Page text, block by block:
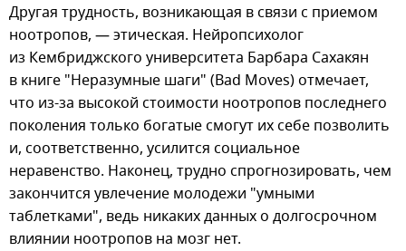
Другая трудность, возникающая в связи с приемом
ноотропов, — этическая. Нейропсихолог
из Кембриджского университета Барбара Сахакян
в книге "Неразумные шаги" (Bad Moves) отмечает,
что из-за высокой стоимости ноотропов последнего
поколения только богатые смогут их себе позволить
и, соответственно, усилится социальное
неравенство. Наконец, трудно спрогнозировать, чем
закончится увлечение молодежи "умными
таблетками", ведь никаких данных о долгосрочном
влиянии ноотропов на мозг нет.